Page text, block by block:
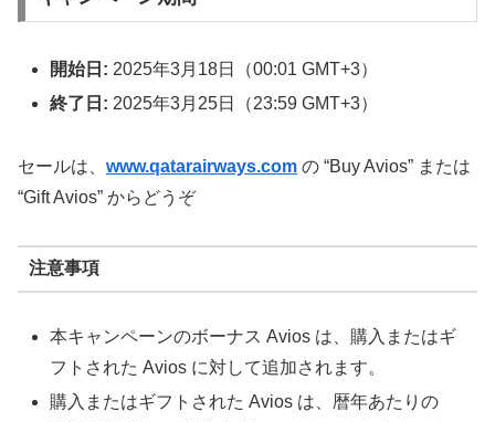
開始日: 2025年3月18日（00:01 GMT+3）
終了日: 2025年3月25日（23:59 GMT+3）
セールは、 www.qatarairways.com の “Buy Avios” または
“Gift Avios” からどうぞ
注意事項
本キャンペーンのボーナス Avios は、購入またはギ
フトされた Avios に対して追加されます。
購入またはギフトされた Avios は、暦年あたりの